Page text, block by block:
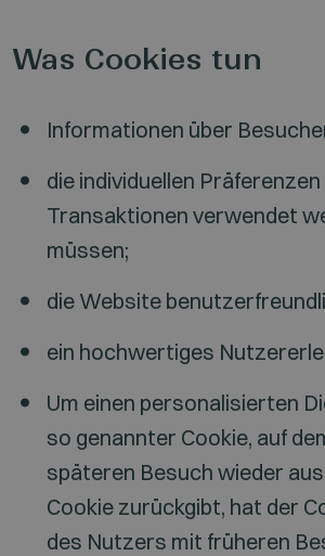
Was Cookies tun
Informationen über
die individuellen
Transaktionen verwendet
müssen;
die Website
ein hochwertiges
Um einen personalisierten
so genannter Cookie, auf
späteren Besuch wieder
Cookie zurückgibt, hat der
des Nutzers mit früheren